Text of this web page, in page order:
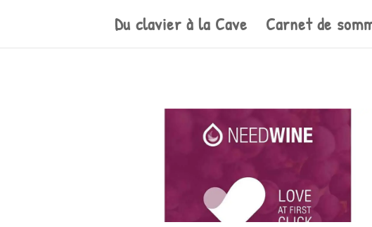
Du clavier à la Cave Carnet de